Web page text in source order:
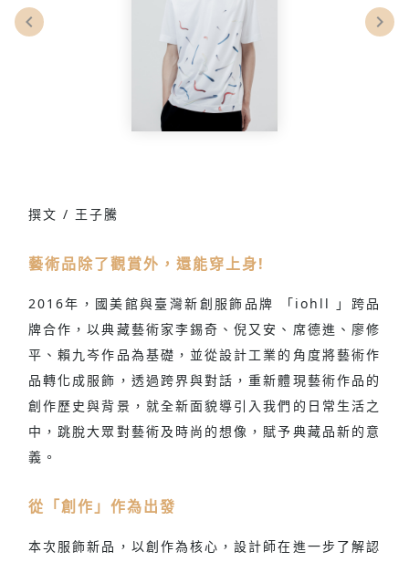
撰文 / 王子騰
藝術品除了觀賞外，還能穿上身!
2016年，國美館與臺灣新創服飾品牌 「iohll 」跨品
牌合作，以典藏藝術家李錫奇、倪又安、席德進、廖修
平、賴九岑作品為基礎，並從設計工業的角度將藝術作
品轉化成服飾，透過跨界與對話，重新體現藝術作品的
創作歷史與背景，就全新面貌導引入我們的日常生活之
中，跳脫大眾對藝術及時尚的想像，賦予典藏品新的意
義。
從「創作」作為出發
本次服飾新品，以創作為核心，設計師在進一步了解認